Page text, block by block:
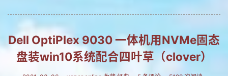
Dell OptiPlex 9030 一体机用NVMe固态
盘装win10系统配合四叶草（clover）